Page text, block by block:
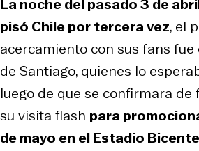
La noche del pasado 3 de
pisó Chile por tercera vez, el
acercamiento con sus fans
de Santiago, quienes lo
luego de que se confirmara
su visita flash para
de mayo en el Estadio